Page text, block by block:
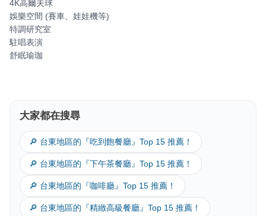
4K高爾夫球
娛樂空間 (賽車、娃娃機等)
特調研究室
駐唱表演
舒眠瑜珈
大家都在搜尋
🔎 台東地區的『吃到飽餐廳』Top 15 推薦！
🔎 台東地區的『下午茶餐廳』Top 15 推薦！
🔎 台東地區的『咖啡廳』Top 15 推薦！
🔎 台東地區的『精緻高級餐廳』Top 15 推薦！